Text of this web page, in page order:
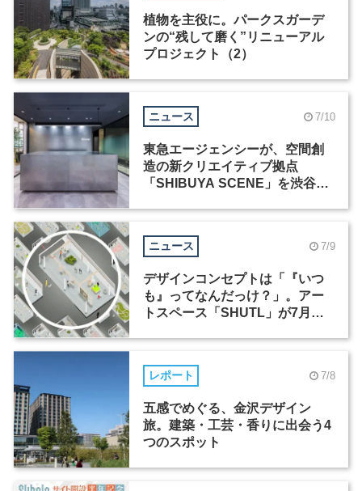
植物を主役に。パークスガーデ
ンの“残して磨く”リニューアル
プロジェクト（2）
ニュース 7/10
東急エージェンシーが、空間創
造の新クリエイティブ拠点
「SHIBUYA SCENE」を渋谷に
ニュース 7/9
デザインコンセプトは「『いつ
も』ってなんだっけ？」。アー
トスペース「SHUTL」が7月に
レポート 7/8
五感でめぐる、金沢デザイン
旅。建築・工芸・香りに出会う4
つのスポット